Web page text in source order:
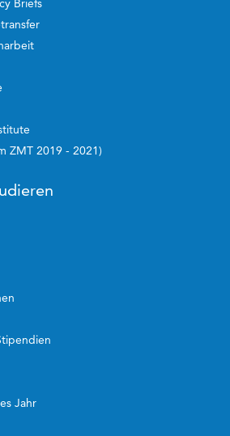
ZMT 2019 - 2021)
Jahr